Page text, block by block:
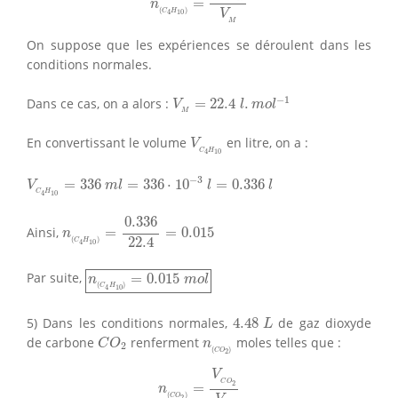
n(C4H10 ) VM
On suppose que les expériences se déroulent dans les
conditions normales.
Dans ce cas, on a alors : VM = 22.4 l. mol−1
VM 22.4 .m −1
En convertissant le volume VC4H10
VC H10
en litre, on a :
VC4H10 = 336 ml = 336 ⋅ 10−3 l = 0.336 l
VC 10=336 m =336 10 − 3 0.336
Ainsi, n(C4H10 ) =
0.336
22.4
= 0.015
)= 0.336
Par suite, n(C4H10) = 0.015 mol
n(C4H10)=0.015m
5) Dans les conditions normales,4.48 L
4.48 L de gaz dioxyde
de carbone CO2
CO2 renferment n(CO2)
n( 2)
moles telles que :
n(CO ) =
VCO2
=V